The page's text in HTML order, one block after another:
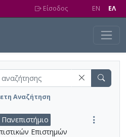
Είσοδος EN EΛ
Αναζήτηση
Επιστημών